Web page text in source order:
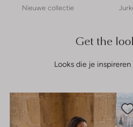
Nieuwe collectie
Get the
Looks die je inspireren